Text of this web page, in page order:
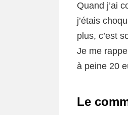
Quand j’ai
j’étais
plus, c’est
Je me
à peine 20
Le